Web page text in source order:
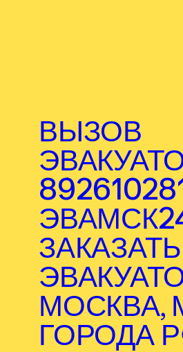
ВЫЗОВ
ЗАКАЗАТЬ
МОСКВА,
ГОРОДА